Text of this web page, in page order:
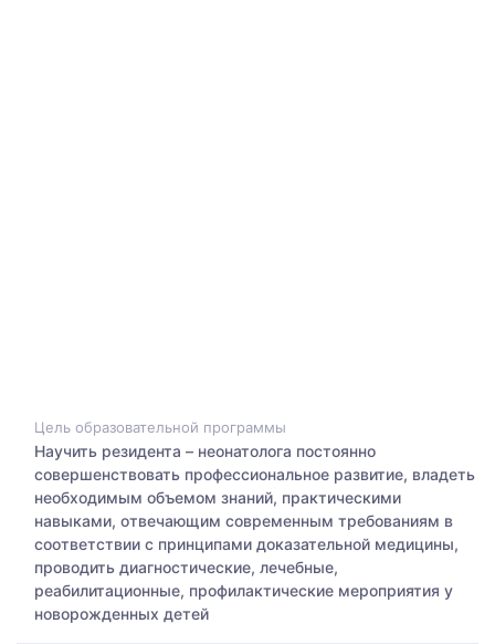
Цель образовательной программы
Научить резидента – неонатолога постоянно
совершенствовать профессиональное развитие, владеть
необходимым объемом знаний, практическими
навыками, отвечающим современным требованиям в
соответствии с принципами доказательной медицины,
проводить диагностические, лечебные,
реабилитационные, профилактические мероприятия у
новорожденных детей